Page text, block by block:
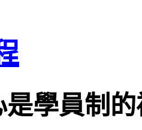
學員制